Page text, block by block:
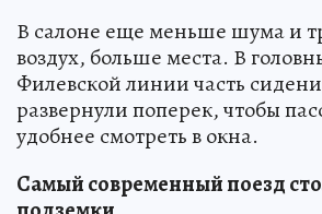
В салоне еще меньше шума и
воздух, больше места. В
Филевской линии часть
развернули поперек, чтобы
удобнее смотреть в окна.
Самый современный поезд